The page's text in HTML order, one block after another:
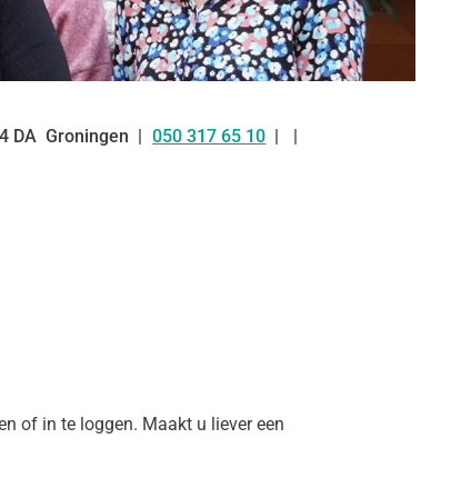
DA Groningen Tel:
050 317 65 10
of in te loggen. Maakt u liever een